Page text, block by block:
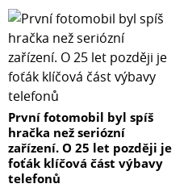
První fotomobil byl spíš
hračka než seriózní
zařízení. O 25 let později je
foťák klíčová část výbavy
telefonů